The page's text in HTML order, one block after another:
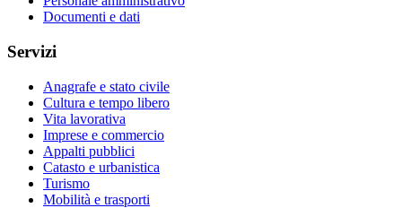
Documenti e dati
Servizi
Anagrafe e stato civile
Cultura e tempo libero
Vita lavorativa
Imprese e commercio
Appalti pubblici
Catasto e urbanistica
Turismo
Mobilità e trasporti